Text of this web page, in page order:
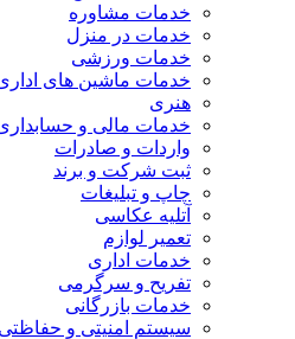
خدمات مشاوره
خدمات در منزل
خدمات ورزشی
خدمات ماشین های اداری
هنری
خدمات مالی و حسابداری
واردات و صادرات
ثبت شرکت و برند
چاپ و تبلیغات
آتلیه عکاسی
تعمیر لوازم
خدمات اداری
تفریح و سرگرمی
خدمات بازرگانی
سیستم امنیتی و حفاظتی